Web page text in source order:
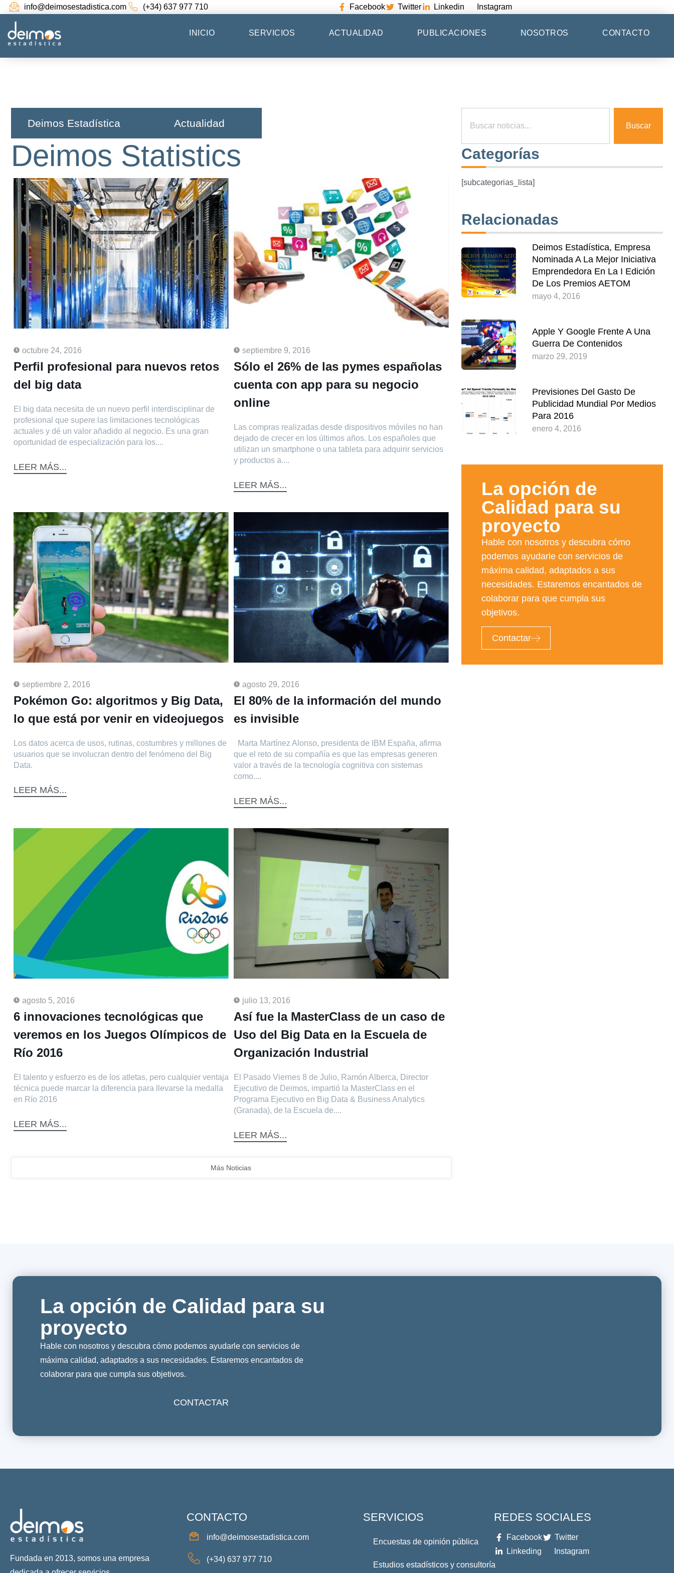
info@deimosestadistica.com (+34) 637 977 710 Facebook Twitter Linkedin Instagram
INICIO SERVICIOS ACTUALIDAD PUBLICACIONES NOSOTROS CONTACTO
Buscar
Categorías
[subcategorias_lista]
Relacionadas
Deimos Estadística, Empresa
Nominada A La Mejor Iniciativa
Emprendedora En La I Edición
De Los Premios AETOM
mayo 4, 2016
Apple Y Google Frente A Una
Guerra De Contenidos
marzo 29, 2019
Previsiones Del Gasto De
Publicidad Mundial Por Medios
Para 2016
enero 4, 2016
La opción de
Calidad para su
proyecto​
Hable con nosotros y descubra cómo
podemos ayudarle con servicios de
máxima calidad, adaptados a sus
necesidades. Estaremos encantados de
colaborar para que cumpla sus
objetivos.
Contactar
Deimos Estadística​ Actualidad
Deimos Statistics
octubre 24, 2016
Perfil profesional para nuevos retos
del big data
El big data necesita de un nuevo perfil interdisciplinar de
profesional que supere las limitaciones tecnológicas
actuales y dé un valor añadido al negocio. Es una gran
oportunidad de especialización para los....
LEER MÁS...
septiembre 9, 2016
Sólo el 26% de las pymes españolas
cuenta con app para su negocio
online
Las compras realizadas desde dispositivos móviles no han
dejado de crecer en los últimos años. Los españoles que
utilizan un smartphone o una tableta para adquirir servicios
y productos a....
LEER MÁS...
septiembre 2, 2016
Pokémon Go: algoritmos y Big Data,
lo que está por venir en videojuegos
Los datos acerca de usos, rutinas, costumbres y millones de
usuarios que se involucran dentro del fenómeno del Big
Data.
LEER MÁS...
agosto 29, 2016
El 80% de la información del mundo
es invisible
Marta Martínez Alonso, presidenta de IBM España, afirma
que el reto de su compañía es que las empresas generen
valor a través de la tecnología cognitiva con sistemas
como....
LEER MÁS...
agosto 5, 2016
6 innovaciones tecnológicas que
veremos en los Juegos Olímpicos de
Río 2016
El talento y esfuerzo es de los atletas, pero cualquier ventaja
técnica puede marcar la diferencia para llevarse la medalla
en Río 2016
LEER MÁS...
julio 13, 2016
Así fue la MasterClass de un caso de
Uso del Big Data en la Escuela de
Organización Industrial
El Pasado Viernes 8 de Julio, Ramón Alberca, Director
Ejecutivo de Deimos, impartió la MasterClass en el
Programa Ejecutivo en Big Data & Business Analytics
(Granada), de la Escuela de....
LEER MÁS...
Más Noticias
La opción de Calidad para su
proyecto
Hable con nosotros y descubra cómo podemos ayudarle con servicios de
máxima calidad, adaptados a sus necesidades. Estaremos encantados de
colaborar para que cumpla sus objetivos.
CONTACTAR
Fundada en 2013, somos una empresa
CONTACTO
info@deimosestadistica.com
(+34) 637 977 710
SERVICIOS
Encuestas de opinión pública
Estudios estadísticos y consultoría
REDES SOCIALES
Facebook
Twitter
Linkeding
Instagram